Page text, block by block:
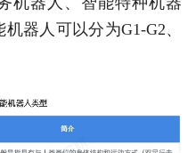
器人可以分为G1-G2、